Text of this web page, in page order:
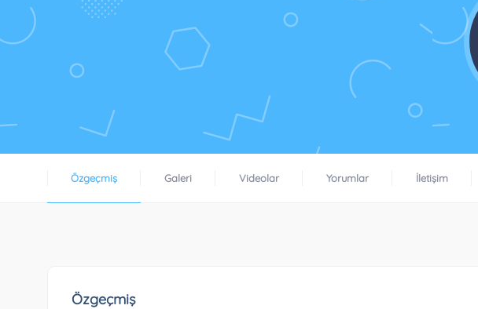
Özgeçmiş Galeri Videolar Yorumlar İletişim
Özgeçmiş